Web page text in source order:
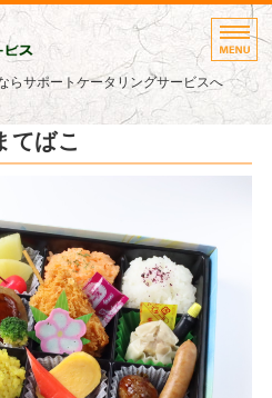
仕出し弁当・パーティー料理
らサポートケータリングサービスへ
てばこ